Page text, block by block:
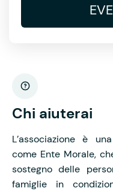
Chi aiuterai
L’associazione è
come Ente Morale,
sostegno delle
famiglie in